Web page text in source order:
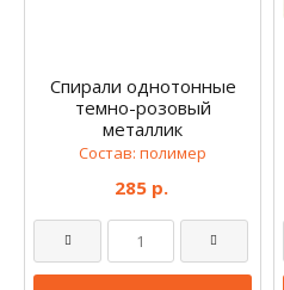
Спирали однотонные
темно-розовый
металлик
Состав: полимер
285 р.